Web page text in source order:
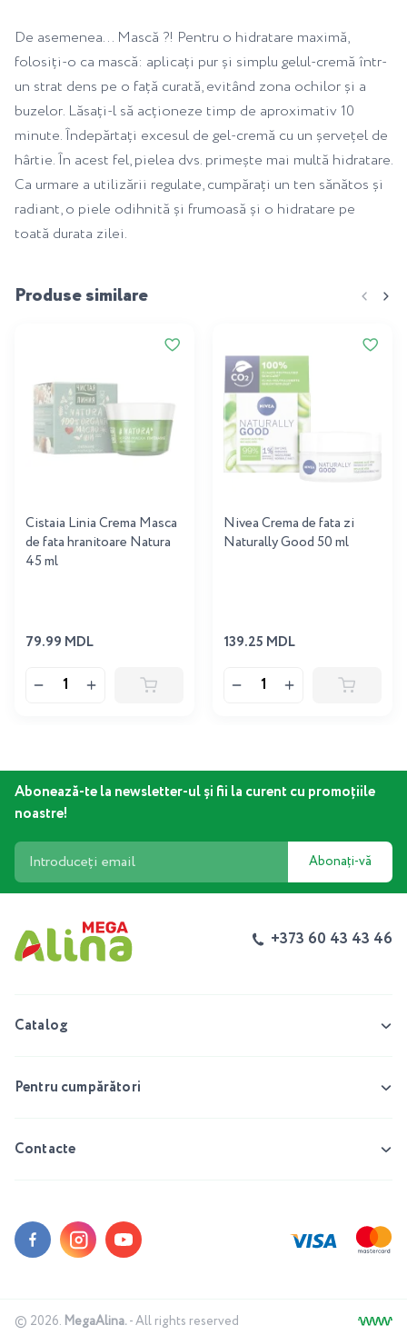
De asemenea... Mască ?! Pentru o hidratare maximă,
folosiți-o ca mască: aplicați pur și simplu gelul-cremă într-
un strat dens pe o față curată, evitând zona ochilor și a
buzelor. Lăsați-l să acționeze timp de aproximativ 10
minute. Îndepărtați excesul de gel-cremă cu un șervețel de
hârtie. În acest fel, pielea dvs. primește mai multă hidratare.
Ca urmare a utilizării regulate, cumpărați un ten sănătos și
radiant, o piele odihnită și frumoasă și o hidratare pe
toată durata zilei.
Produse similare
Cistaia Linia Crema Masca
de fata hranitoare Natura
45 ml
79.99 MDL
Nivea Crema de fata zi
Naturally Good 50 ml
139.25 MDL
Abonează-te la newsletter-ul și fii la curent cu promoțiile
noastre!
Abonați-vă
+373 60 43 43 46
Catalog
Pentru cumpărători
Contacte
© 2026. MegaAlina.- All rights reserved